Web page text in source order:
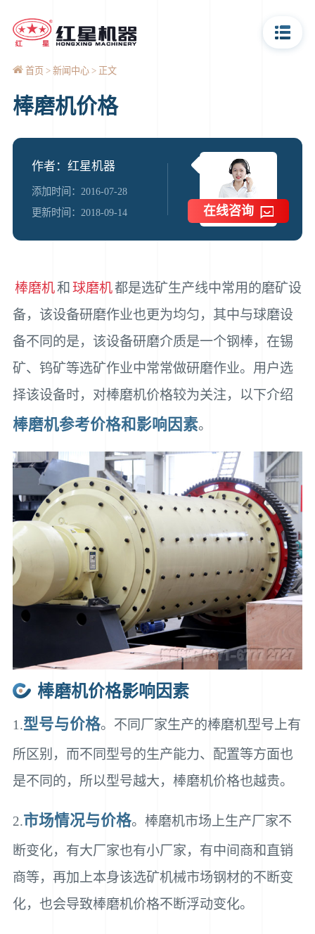
首页 新闻中心 正文
棒磨机价格
作者：红星机器
添加时间：2016-07-28
更新时间：2018-09-14
在线咨询
棒磨机和 球磨机都是选矿生产线中常用的磨矿设
备，该设备研磨作业也更为均匀，其中与球磨设
备不同的是，该设备研磨介质是一个钢棒，在锡
矿、钨矿等选矿作业中常常做研磨作业。用户选
择该设备时，对棒磨机价格较为关注，以下介绍
棒磨机参考价格和影响因素。
棒磨机价格影响因素
1.型号与价格。不同厂家生产的棒磨机型号上有
所区别，而不同型号的生产能力、配置等方面也
是不同的，所以型号越大，棒磨机价格也越贵。
2.市场情况与价格。棒磨机市场上生产厂家不
断变化，有大厂家也有小厂家，有中间商和直销
商等，再加上本身该选矿机械市场钢材的不断变
化，也会导致棒磨机价格不断浮动变化。